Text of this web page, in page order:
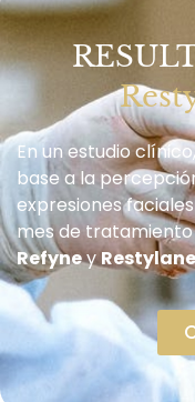
En un estudio
base a la
expresiones
mes de
Refyney